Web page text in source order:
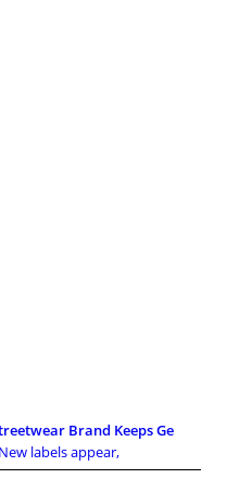
Brand Keeps Ge
labels appear,